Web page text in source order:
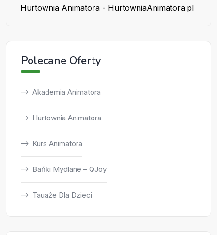
Hurtownia Animatora - HurtowniaAnimatora.pl
Polecane Oferty
Akademia Animatora
Hurtownia Animatora
Kurs Animatora
Bańki Mydlane – QJoy
Tauaże Dla Dzieci